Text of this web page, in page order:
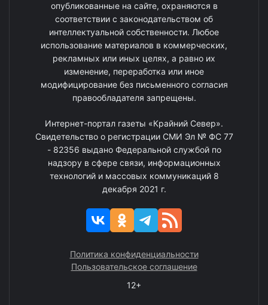
опубликованные на сайте, охраняются в
соответствии с законодательством об
интеллектуальной собственности. Любое
использование материалов в коммерческих,
рекламных или иных целях, а равно их
изменение, переработка или иное
модифицирование без письменного согласия
правообладателя запрещены.
Интернет-портал газеты «Крайний Север».
Свидетельство о регистрации СМИ Эл № ФС 77
- 82356 выдано Федеральной службой по
надзору в сфере связи, информационных
технологий и массовых коммуникаций 8
декабря 2021 г.
Политика конфиденциальности
Пользовательское соглашение
12+